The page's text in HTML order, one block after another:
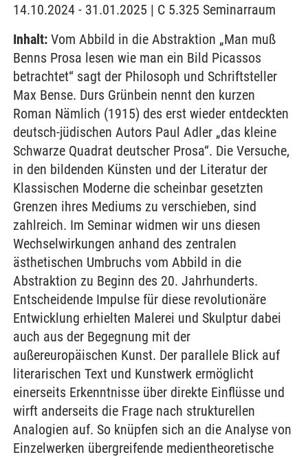
14.10.2024 - 31.01.2025 | C 5.325 Seminarraum
Inhalt: Vom Abbild in die Abstraktion „Man muß
Benns Prosa lesen wie man ein Bild Picassos
betrachtet“ sagt der Philosoph und Schriftsteller
Max Bense. Durs Grünbein nennt den kurzen
Roman Nämlich (1915) des erst wieder entdeckten
deutsch-jüdischen Autors Paul Adler „das kleine
Schwarze Quadrat deutscher Prosa“. Die Versuche,
in den bildenden Künsten und der Literatur der
Klassischen Moderne die scheinbar gesetzten
Grenzen ihres Mediums zu verschieben, sind
zahlreich. Im Seminar widmen wir uns diesen
Wechselwirkungen anhand des zentralen
ästhetischen Umbruchs vom Abbild in die
Abstraktion zu Beginn des 20. Jahrhunderts.
Entscheidende Impulse für diese revolutionäre
Entwicklung erhielten Malerei und Skulptur dabei
auch aus der Begegnung mit der
außereuropäischen Kunst. Der parallele Blick auf
literarischen Text und Kunstwerk ermöglicht
einerseits Erkenntnisse über direkte Einflüsse und
wirft anderseits die Frage nach strukturellen
Analogien auf. So knüpfen sich an die Analyse von
Einzelwerken übergreifende medientheoretische